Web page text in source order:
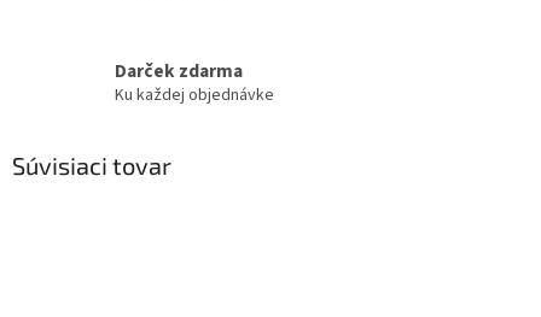
Darček zdarma
Ku každej objednávke
Súvisiaci tovar